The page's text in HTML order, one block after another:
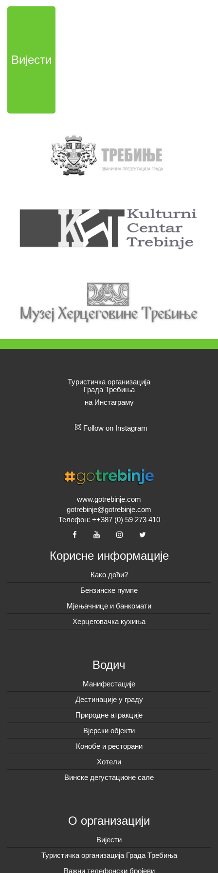
Вијести
Туристичка организација
Града Требиња
на Инстаграму
Follow on Instagram
www.gotrebinje.com
gotrebinje@gotrebinje.com
Телефон: ++387 (0) 59 273 410
Корисне информације
Како доћи?
Бензинске пумпе
Мјењачнице и банкомати
Херцеговачка кухиња
Водич
Манифестације
Дестинације у граду
Природне атракције
Вјерски објекти
Конобе и ресторани
Хотели
Винске дегустационе сале
О организацији
Вијeсти
Туристичка организација Града Требиња
Важни телефонски бројеви